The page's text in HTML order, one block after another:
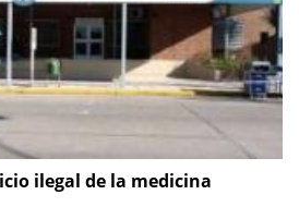
ilegal de la medicina